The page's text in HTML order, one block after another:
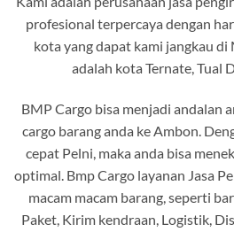
profesional terpercaya dengan
kota yang dapat kami jangkau
adalah kota Ternate, Tual
BMP Cargo bisa menjadi andalan
cargo barang anda ke Ambon.
cepat Pelni, maka anda bisa
optimal. Bmp Cargo layanan Jasa
macam macam barang, seperti
Paket, Kirim kendraan, Logistik,